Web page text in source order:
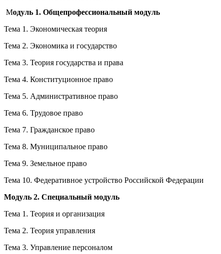
Модуль 1. Общепрофессиональный модуль
Тема 1. Экономическая теория
Тема 2. Экономика и государство
Тема 3. Теория государства и права
Тема 4. Конституционное право
Тема 5. Административное право
Тема 6. Трудовое право
Тема 7. Гражданское право
Тема 8. Муниципальное право
Тема 9. Земельное право
Тема 10. Федеративное устройство Российской Федерации
Модуль 2. Специальный модуль
Тема 1. Теория и организация
Тема 2. Теория управления
Тема 3. Управление персоналом